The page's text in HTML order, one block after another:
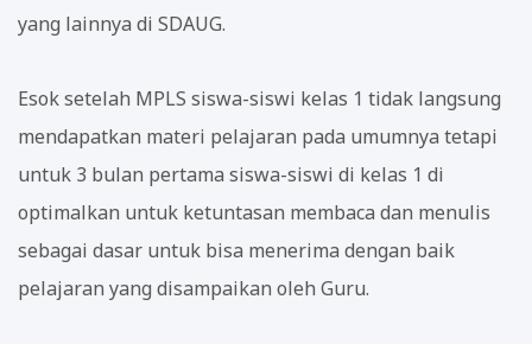
yang lainnya di SDAUG.
Esok setelah MPLS siswa-siswi kelas 1 tidak langsung
mendapatkan materi pelajaran pada umumnya tetapi
untuk 3 bulan pertama siswa-siswi di kelas 1 di
optimalkan untuk ketuntasan membaca dan menulis
sebagai dasar untuk bisa menerima dengan baik
pelajaran yang disampaikan oleh Guru.